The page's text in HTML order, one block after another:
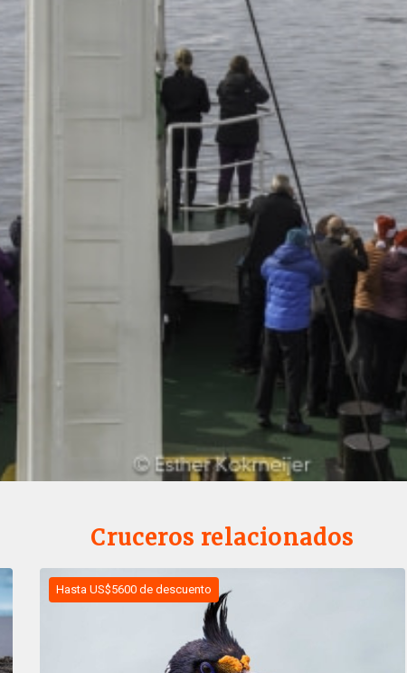
Cruceros relacionados
Hasta US$5600 de descuento